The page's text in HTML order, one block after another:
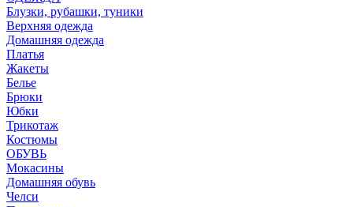
Блузки, рубашки, туники
Верхняя одежда
Домашняя одежда
Платья
Жакеты
Белье
Брюки
Юбки
Трикотаж
Костюмы
ОБУВЬ
Мокасины
Домашняя обувь
Челси